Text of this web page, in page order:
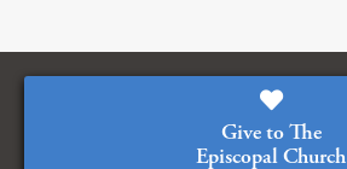
Give to The
Episcopal Church